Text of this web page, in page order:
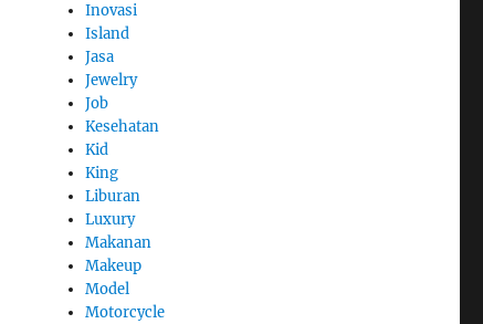
Inovasi
Island
Jasa
Jewelry
Job
Kesehatan
Kid
King
Liburan
Luxury
Makanan
Makeup
Model
Motorcycle